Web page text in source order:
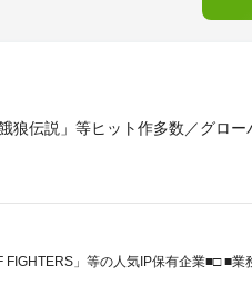
狼伝説」等ヒット作多数／グロ
FIGHTERS」等の人気IP保有企業■□ ■業